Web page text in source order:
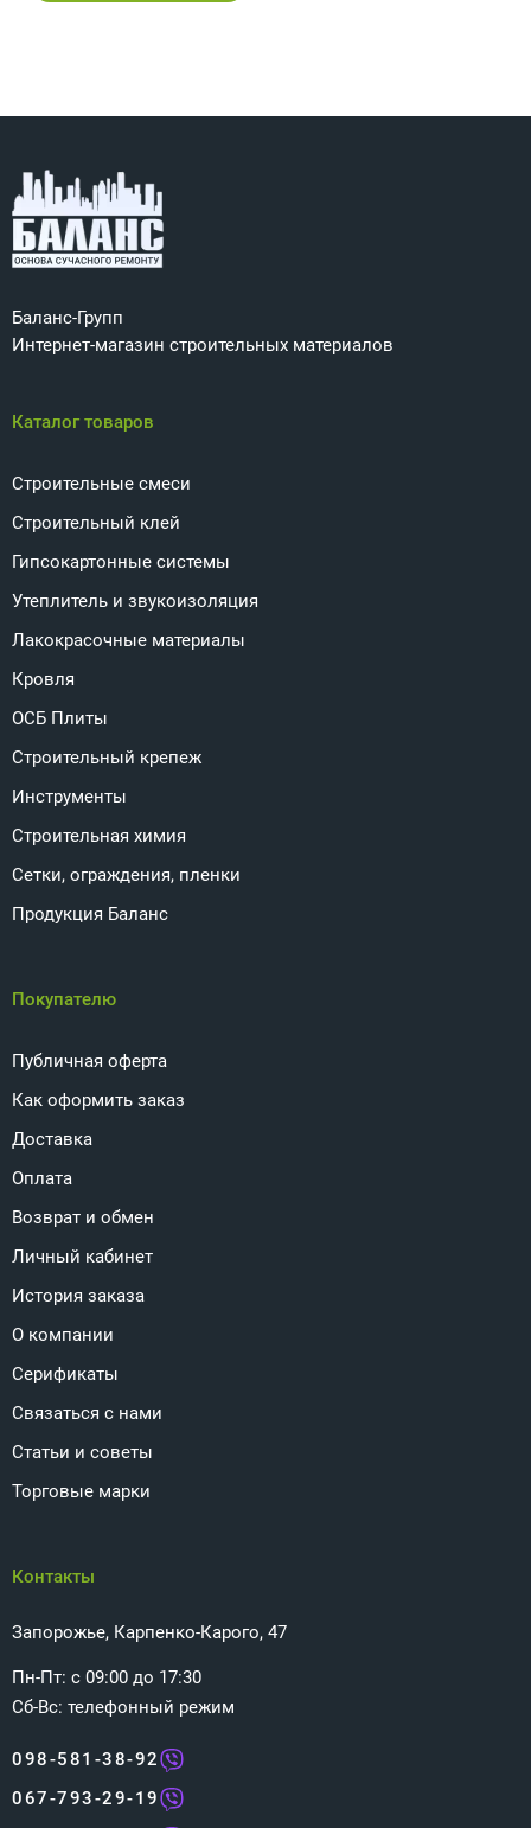
Баланс-Групп
Интернет-магазин строительных материалов
Каталог товаров
Строительные смеси
Строительный клей
Гипсокартонные системы
Утеплитель и звукоизоляция
Лакокрасочные материалы
Кровля
ОСБ Плиты
Строительный крепеж
Инструменты
Строительная химия
Сетки, ограждения, пленки
Продукция Баланс
Покупателю
Публичная оферта
Как оформить заказ
Доставка
Оплата
Возврат и обмен
Личный кабинет
История заказа
О компании
Серификаты
Связаться с нами
Статьи и советы
Торговые марки
Контакты
Запорожье, Карпенко-Карого, 47
Пн-Пт: с 09:00 до 17:30
Сб-Вс: телефонный режим
098-581-38-92
067-793-29-19